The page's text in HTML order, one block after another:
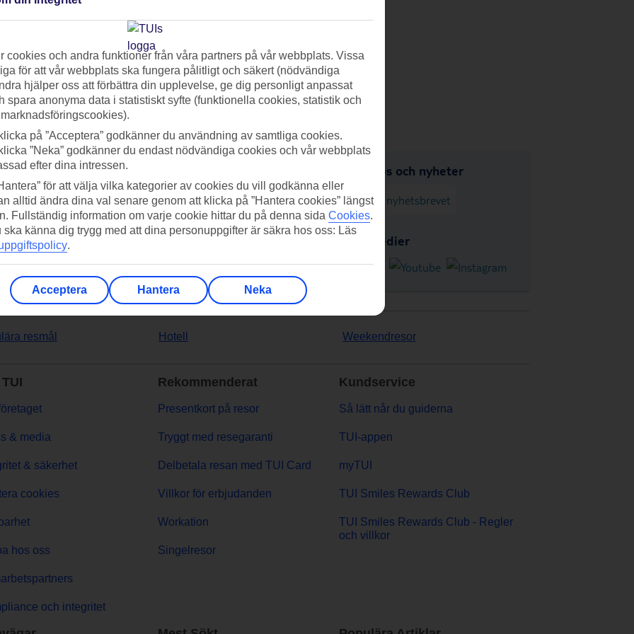
Just nu har vi inga hotell till försäljning
ner TUI-appen idag!
Scanna QR-koden med din
mobilkamera för att ladda ned
appen.
Få erbjudanden, tips och nyheter
Prenumerera på nyhetsbrevet
Följ oss i sociala medier
resmål Hotell Weekendresor
& media
& säkerhet
cookies
hos oss
och integritet
Rekommenderat
Presentkort på resor
Tryggt med resegaranti
Delbetala resan med TUI Card
Villkor för erbjudanden
Workation
Singelresor
Kundservice
Så lätt når du guiderna
TUI-appen
myTUI
TUI Smiles Rewards Club
TUI Smiles Rewards Club - Regler
och villkor
cookies och andra funktioner från våra partners på vår webbplats. Vissa
för att vår webbplats ska fungera pålitligt och säkert (nödvändiga
hjälper oss att förbättra din upplevelse, ge dig personligt anpassat
spara anonyma data i statistiskt syfte (funktionella cookies, statistik och
på ”Acceptera” godkänner du användning av samtliga cookies.
”Neka” godkänner du endast nödvändiga cookies och vår webbplats
efter dina intressen.
för att välja vilka kategorier av cookies du vill godkänna eller
alltid ändra dina val senare genom att klicka på ”Hantera cookies” längst
Fullständig information om varje cookie hittar du på denna sida Cookies.
ska känna dig trygg med att dina personuppgifter är säkra hos oss: Läs
.
Acceptera Hantera Neka